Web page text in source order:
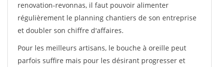
renovation-revonnas, il faut pouvoir alimenter
régulièrement le planning chantiers de son entreprise
et doubler son chiffre d'affaires.
Pour les meilleurs artisans, le bouche à oreille peut
parfois suffire mais pour les désirant progresser et